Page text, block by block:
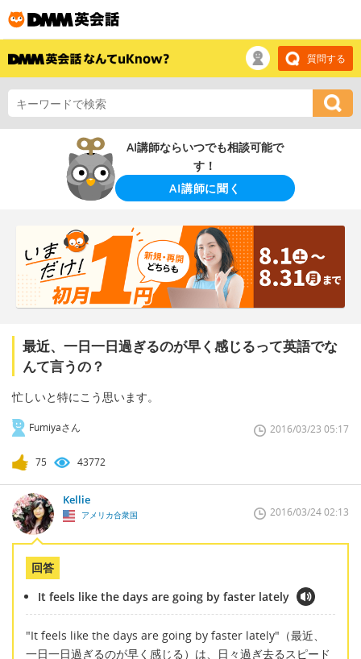
質問する
AI講師ならいつでも相談可能で
す！
AI講師に聞く
最近、一日一日過ぎるのが早く感じるって英語でな
んて言うの？
忙しいと特にこう思います。
Fumiyaさん 2016/03/23 05:17
75 43772
Kellie
アメリカ合衆国 2016/03/24 02:13
回答
It feels like the days are going by faster lately
"It feels like the days are going by faster lately"（最近、
一日一日過ぎるのが早く感じる）は、日々過ぎ去るスピード